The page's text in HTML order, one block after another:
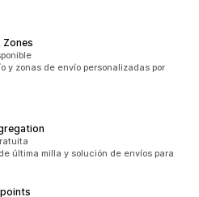
Zones
y zonas de envío personalizadas por
última milla y solución de envíos para